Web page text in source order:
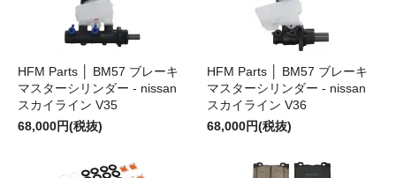
HFM Parts │ BM57 ブレーキ
マスターシリンダー - nissan
スカイライン V35
68,000円(税抜)
HFM Parts │ BM57 ブレーキ
マスターシリンダー - nissan
スカイライン V36
68,000円(税抜)